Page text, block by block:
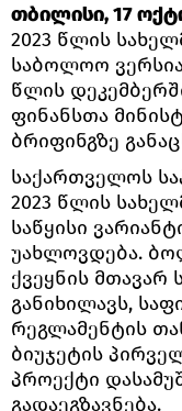
თბილისი, 17
2023 წლის
საბოლოო
წლის
ფინანსთა
ბრიფინგზე
საქართველოს
2023 წლის
საწყისი
უახლოვდება.
ქვეყნის მთავარ
განიხილავს,
რეგლამენტის
ბიუჯეტის
პროექტი
გადაეგზავნება.